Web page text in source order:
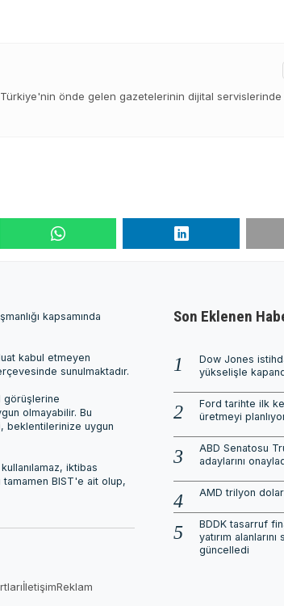
önde gelen gazetelerinin dijital
kapsamında
kabul etmeyen
sunulmaktadır.
görüşlerine
olmayabilir. Bu
beklentilerinize uygun
iktibas
tamamen BIST'e ait olup,
İletişimReklam
Son Eklenen
Dow Jones
yükselişle
Ford tarihte ilk
üretmeyi
ABD Senatosu
adaylarını
AMD trilyon
BDDK tasarruf
yatırım alanlarını
güncelledi